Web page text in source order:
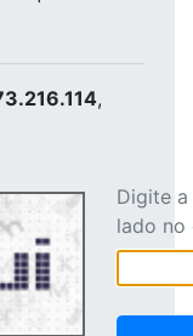
,
Digite
lado no